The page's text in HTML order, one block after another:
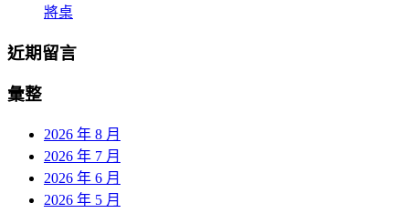
將桌
近期留言
彙整
2026 年 8 月
2026 年 7 月
2026 年 6 月
2026 年 5 月